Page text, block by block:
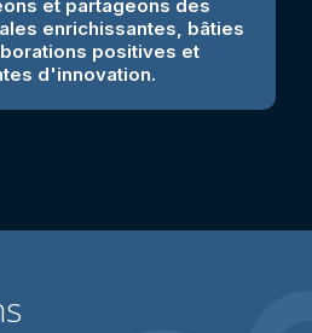
et partageons des
enrichissantes, bâties
positives et
d'innovation.